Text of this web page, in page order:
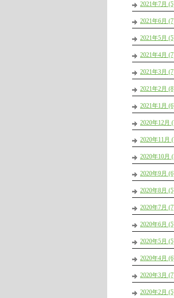
2021年7月
2021年6月
2021年5月
2021年4月
2021年3月
2021年2月
2021年1月
2020年12月
2020年11月
2020年10月
2020年9月
2020年8月
2020年7月
2020年6月
2020年5月
2020年4月
2020年3月
2020年2月